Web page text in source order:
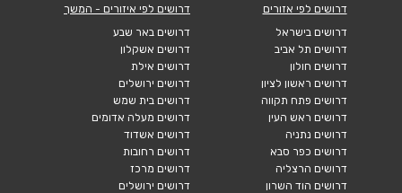
דרושים לפי אזורים
דרושים בישראל
דרושים תל אביב
דרושים חולון
דרושים ראשון לציון
דרושים פתח תקווה
דרושים ראש העין
דרושים נתניה
דרושים כפר סבא
דרושים הרצליה
דרושים הוד השרון
דרושים לפי איזורים - המשך
דרושים באר שבע
דרושים אשקלון
דרושים אילת
דרושים ירושלים
דרושים בית שמש
דרושים מעלה אדומים
דרושים אשדוד
דרושים רחובות
דרושים מרכז
דרושים ירושלים